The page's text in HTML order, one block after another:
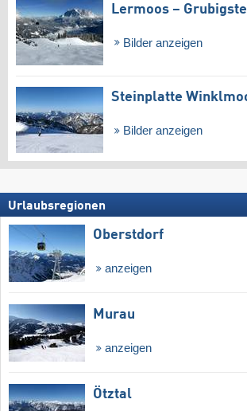
Lermoos –
Bilder anzeigen
Steinplatte
Bilder anzeigen
Urlaubsregionen
Oberstdorf
anzeigen
Murau
anzeigen
Ötztal